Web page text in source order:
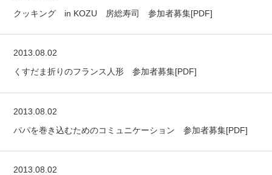
クッキング in KOZU 房総寿司 参加者募集[PDF]
くすだま折りのフランス人形 参加者募集[PDF]
2013.08.02
パパを巻き込むためのコミュニケーション 参加者募集[PDF]
2013.08.02
2013.08.02